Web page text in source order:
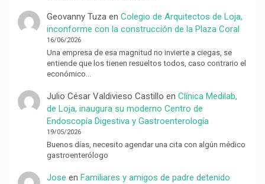
Geovanny Tuzaen Colegio de Arquitectos de Loja,
inconforme con la construcción de la Plaza Coral
16/06/2026
Una empresa de esa magnitud no invierte a ciegas, se
entiende que los tienen resueltos todos, caso contrario el
económico…
Julio César Valdivieso Castillo en Clínica Medilab,
de Loja, inaugura su moderno Centro de
Endoscopía Digestiva y Gastroenterología
19/05/2026
Buenos días, necesito agendar una cita con algún médico
gastroenterólogo
Jose en Familiares y amigos de padre detenido